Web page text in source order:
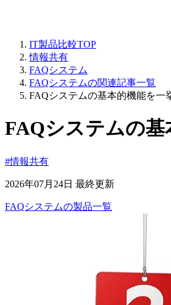
IT製品比較TOP
情報共有
FAQシステム
FAQシステムの関連記事一覧
FAQシステムの基本的機能を一
FAQシステムの基
#情報共有
2026年07月24日 最終更新
FAQシステムの製品一覧